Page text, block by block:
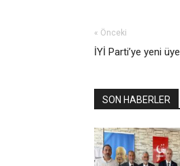
« Önceki
İYİ Parti’ye yeni üye
SON HABERLER